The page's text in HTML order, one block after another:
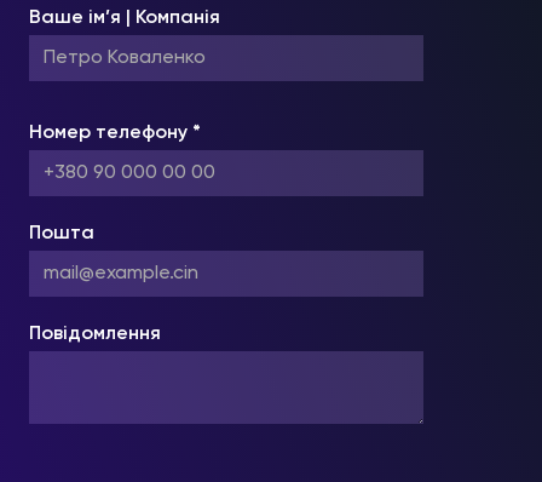
Ваше ім’я | Компанія
Номер телефону *
Пошта
Повідомлення